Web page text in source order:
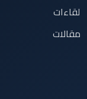
لقاءات
مقالات